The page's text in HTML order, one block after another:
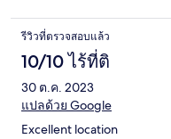
รีวิวที่ตรวจสอบแล้ว
10/10 ไร้ที่ติ
30 ต.ค. 2023
แปลด้วย Google
Excellent location